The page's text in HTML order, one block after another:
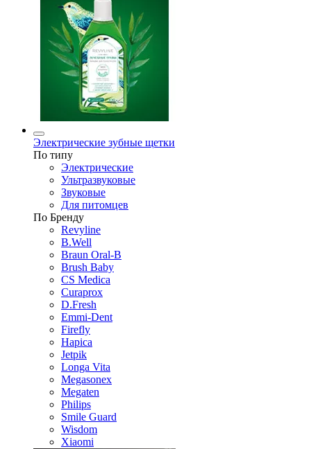
Электрические зубные щетки
По типу
Электрические
Ультразвуковые
Звуковые
Для питомцев
По Бренду
Revyline
B.Well
Braun Oral-B
Brush Baby
CS Medica
Curaprox
D.Fresh
Emmi-Dent
Firefly
Hapica
Jetpik
Longa Vita
Megasonex
Megaten
Philips
Smile Guard
Wisdom
Xiaomi